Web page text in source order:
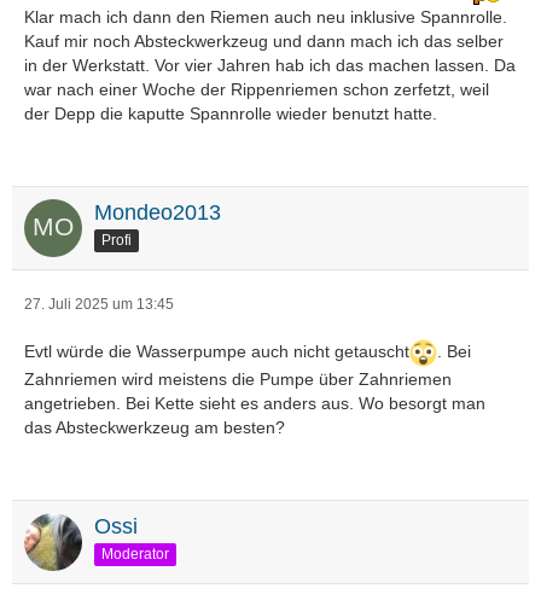
Klar mach ich dann den Riemen auch neu inklusive Spannrolle.
Kauf mir noch Absteckwerkzeug und dann mach ich das selber
in der Werkstatt. Vor vier Jahren hab ich das machen lassen. Da
war nach einer Woche der Rippenriemen schon zerfetzt, weil
der Depp die kaputte Spannrolle wieder benutzt hatte.
Mondeo2013
Profi
27. Juli 2025 um 13:45
Evtl würde die Wasserpumpe auch nicht getauscht
. Bei
Zahnriemen wird meistens die Pumpe über Zahnriemen
angetrieben. Bei Kette sieht es anders aus. Wo besorgt man
das Absteckwerkzeug am besten?
Ossi
Moderator